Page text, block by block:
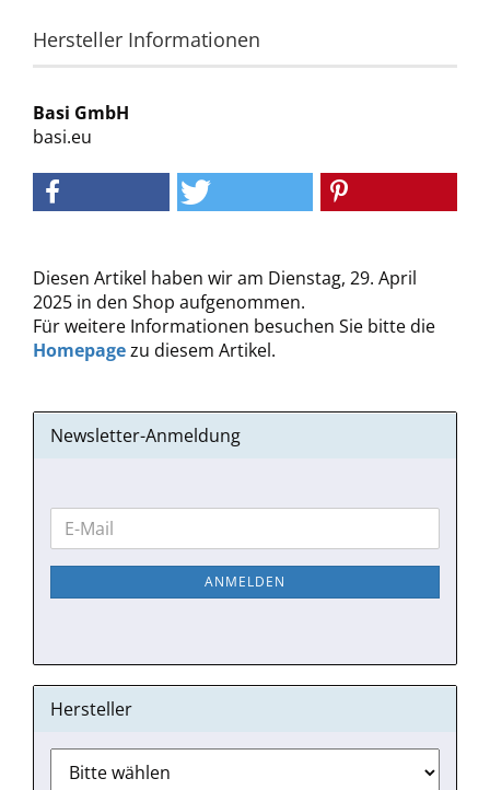
Hersteller Informationen
Basi GmbH
basi.eu
Diesen Artikel haben wir am Dienstag, 29. April
2025 in den Shop aufgenommen.
Für weitere Informationen besuchen Sie bitte die
Homepagezu diesem Artikel.
Newsletter-Anmeldung
WEITER
ZUR
NEWSLETTER-
E-
Mail
ANMELDEN
Hersteller